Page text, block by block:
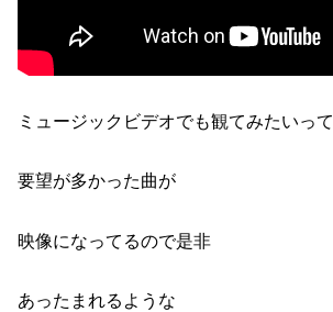
ミュージックビデオでも観てみたいって
要望が多かった曲が
映像になってるので是非
あったまれるような